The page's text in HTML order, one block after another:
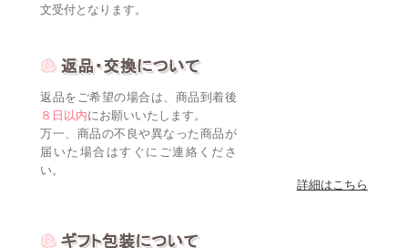
文受付となります。
返品をご希望の場合は、商品到着後
８日以内にお願いいたします。
万一、商品の不良や異なった商品が
届いた場合はすぐにご連絡くださ
い。
詳細はこちら